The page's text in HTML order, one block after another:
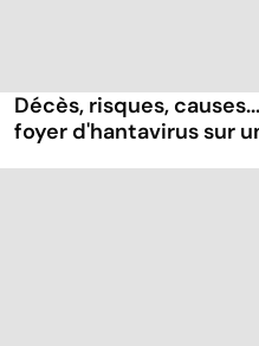
Décès, risques,
foyer d'hantavirus sur